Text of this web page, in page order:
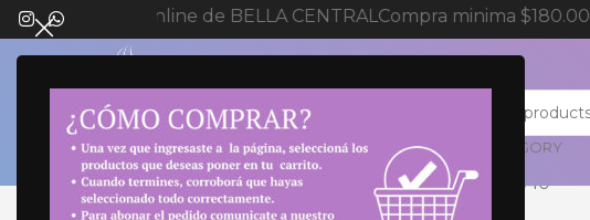
a tienda online de BELLA CENTRALCompra minima $180.000
SELECT CATEGORY
Inicio Maquillaje Labiales BRILLO LABIAL DH88840